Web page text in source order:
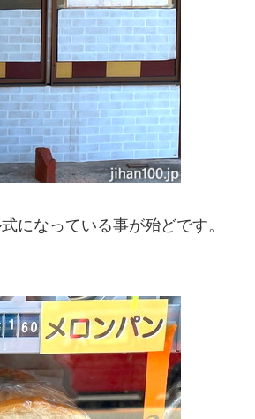
になっている事が殆どです。